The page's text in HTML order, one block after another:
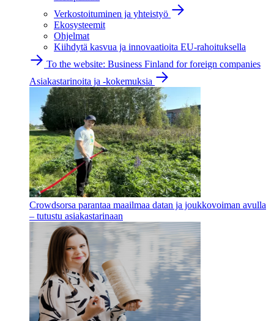
Verkostoituminen ja yhteistyö
Ekosysteemit
Ohjelmat
Kiihdytä kasvua ja innovaatioita EU-rahoituksella
To the website: Business Finland for foreign companies
Asiakastarinoita ja -kokemuksia
Crowdsorsa parantaa maailmaa datan ja joukkovoiman avulla
– tutustu asiakastarinaan